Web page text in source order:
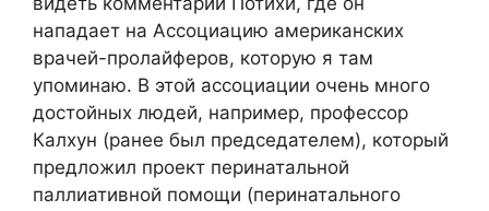
нападает на Ассоциацию американских
врачей-пролайферов, которую я там
упоминаю. В этой ассоциации очень много
достойных людей, например, профессор
Калхун (ранее был председателем), который
предложил проект перинатальной
паллиативной помощи (перинатального